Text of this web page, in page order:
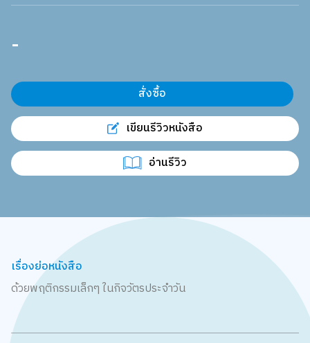
-
สั่งซื้อ
เขียนรีวิวหนังสือ
อ่านรีวิว
เรื่องย่อหนังสือ
ด้วยพฤติกรรมเล็กๆ ในกิจวัตรประจำวัน